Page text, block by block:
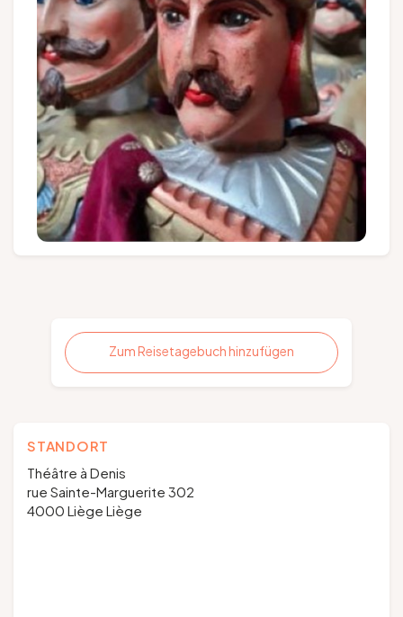
EN NL DE
Zum Reisetagebuch hinzufügen
STANDORT
Théâtre à Denis
rue Sainte-Marguerite 302
4000 Liège Liège